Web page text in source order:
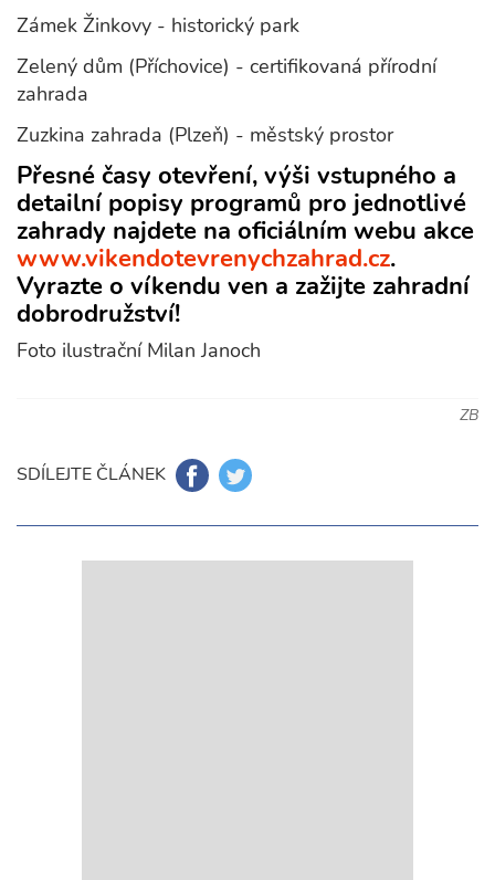
Zámek Žinkovy - historický park
Zelený dům (Příchovice) - certifikovaná přírodní
zahrada
Zuzkina zahrada (Plzeň) - městský prostor
Přesné časy otevření, výši vstupného a
detailní popisy programů pro jednotlivé
zahrady najdete na oficiálním webu akce
www.vikendotevrenychzahrad.cz.
Vyrazte o víkendu ven a zažijte zahradní
dobrodružství!
Foto ilustrační Milan Janoch
ZB
SDÍLEJTE ČLÁNEK